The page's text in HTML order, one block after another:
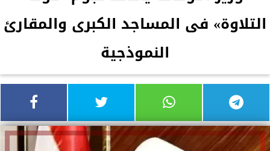
التلاوة» فى المساجد الكبرى والمقارئ
النموذجية